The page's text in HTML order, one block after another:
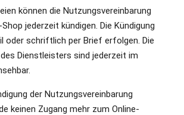
können die Nutzungsvereinbarung
jederzeit kündigen. Die Kündigung
oder schriftlich per Brief erfolgen. Die
Dienstleisters sind jederzeit im
der Nutzungsvereinbarung
keinen Zugang mehr zum Online-